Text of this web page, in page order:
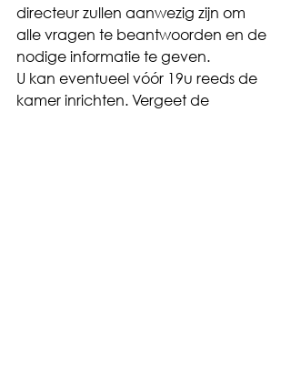
directeur zullen aanwezig zijn om
alle vragen te beantwoorden en de
nodige informatie te geven.
U kan eventueel vóór 19u reeds de
kamer inrichten. Vergeet de